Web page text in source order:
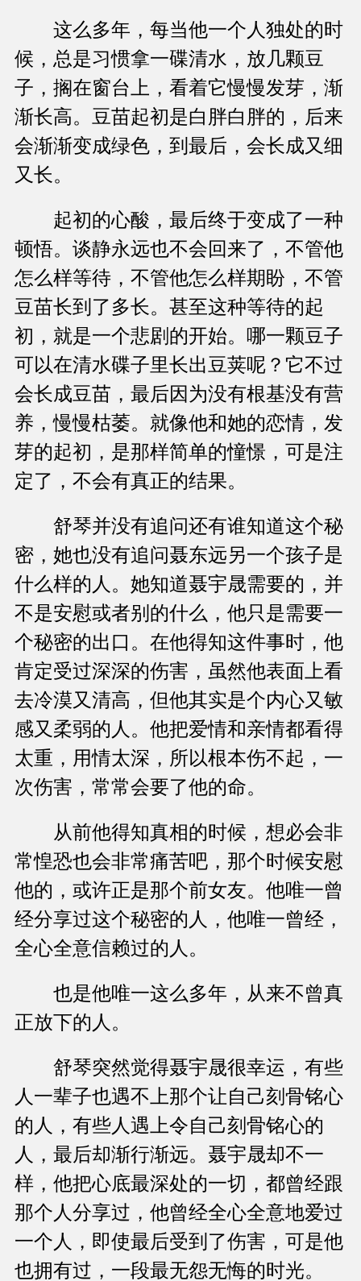
这么多年，每当他一个人独处的时
候，总是习惯拿一碟清水，放几颗豆
子，搁在窗台上，看着它慢慢发芽，渐
渐长高。豆苗起初是白胖白胖的，后来
会渐渐变成绿色，到最后，会长成又细
又长。
起初的心酸，最后终于变成了一种
顿悟。谈静永远也不会回来了，不管他
怎么样等待，不管他怎么样期盼，不管
豆苗长到了多长。甚至这种等待的起
初，就是一个悲剧的开始。哪一颗豆子
可以在清水碟子里长出豆荚呢？它不过
会长成豆苗，最后因为没有根基没有营
养，慢慢枯萎。就像他和她的恋情，发
芽的起初，是那样简单的憧憬，可是注
定了，不会有真正的结果。
舒琴并没有追问还有谁知道这个秘
密，她也没有追问聂东远另一个孩子是
什么样的人。她知道聂宇晟需要的，并
不是安慰或者别的什么，他只是需要一
个秘密的出口。在他得知这件事时，他
肯定受过深深的伤害，虽然他表面上看
去冷漠又清高，但他其实是个内心又敏
感又柔弱的人。他把爱情和亲情都看得
太重，用情太深，所以根本伤不起，一
次伤害，常常会要了他的命。
从前他得知真相的时候，想必会非
常惶恐也会非常痛苦吧，那个时候安慰
他的，或许正是那个前女友。他唯一曾
经分享过这个秘密的人，他唯一曾经，
全心全意信赖过的人。
也是他唯一这么多年，从来不曾真
正放下的人。
舒琴突然觉得聂宇晟很幸运，有些
人一辈子也遇不上那个让自己刻骨铭心
的人，有些人遇上令自己刻骨铭心的
人，最后却渐行渐远。聂宇晟却不一
样，他把心底最深处的一切，都曾经跟
那个人分享过，他曾经全心全意地爱过
一个人，即使最后受到了伤害，可是他
也拥有过，一段最无怨无悔的时光。